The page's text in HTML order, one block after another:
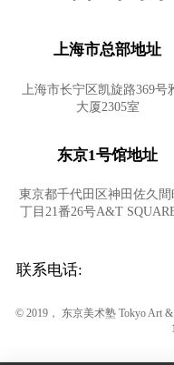
上海市总部地址
上海市长宁区凯旋路369号
大厦2305室
东京1号馆地址
東京都千代田区神田佐久間
丁目21番26号A&T
联系电话:
© 2019， 东京美术塾 Tokyo Art &